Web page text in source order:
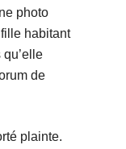
photo
habitant
de
plainte.